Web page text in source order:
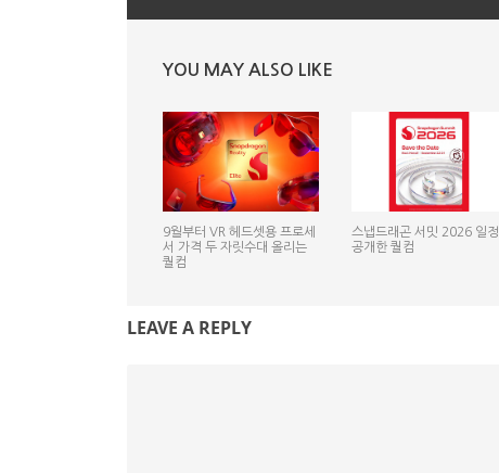
YOU MAY ALSO LIKE
9월부터 VR 헤드셋용 프로세
서 가격 두 자릿수대 올리는
퀄컴
스냅드래곤 서밋 2026 일정
공개한 퀄컴
LEAVE A REPLY